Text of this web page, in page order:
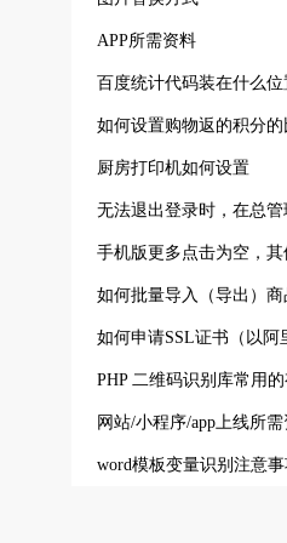
APP所需资料
百度统计代码装在什么位
如何设置购物返的积分的
厨房打印机如何设置
如何批量导入（导出）商
PHP 二维码识别库常用
网站/小程序/app上线所
word模板变量识别注意事